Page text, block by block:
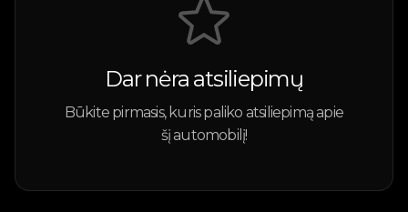
Dar nėra atsiliepimų
Būkite pirmasis, kuris paliko atsiliepimą apie
šį automobilį!